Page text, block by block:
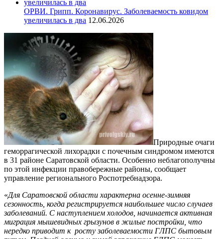
ОРВИ. Грипп. Коронавирус. Заболеваемость ковидом
увеличилась в два 12.06.2026
Природные очаги
геморрагической лихорадки с почечным синдромом имеются
в 31 районе Саратовской области. Особенно неблагополучны
по этой инфекции правобережные районы, сообщает
управление регионального Роспотребнадзора.
«Для Саратовской области характерна осенне-зимняя
сезонность, когда регистрируется наибольшее число случаев
заболеваний. С наступлением холодов, начинается активная
миграция мышевидных грызунов в жилые постройки, что
нередко приводит к росту заболеваемости ГЛПС бытовым